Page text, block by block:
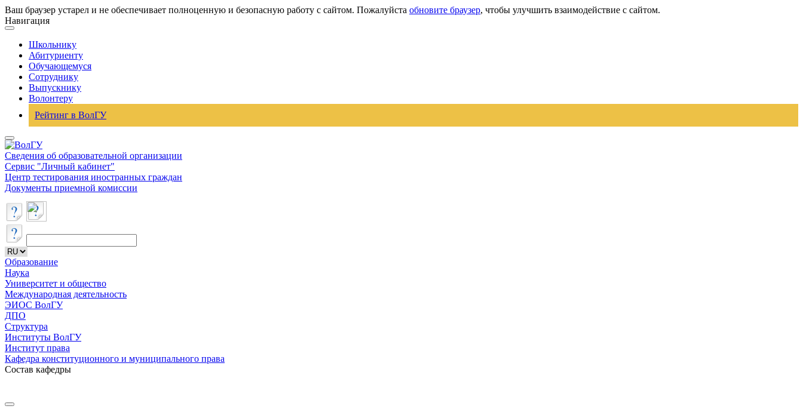
Ваш браузер устарел и не обеспечивает полноценную и безопасную работу с сайтом. Пожалуйста обновите браузер, чтобы улучшить взаимодействие с сайтом.
Навигация
Школьнику
Абитуриенту
Обучающемуся
Сотруднику
Выпускнику
Волонтеру
Рейтинг в ВолГУ
Сведения об образовательной организации
Сервис "Личный кабинет"
Центр тестирования иностранных граждан
Документы приемной комиссии
Образование
Наука
Университет и общество
Международная деятельность
ЭИОС ВолГУ
ДПО
Структура
Институты ВолГУ
Институт права
Кафедра конституционного и муниципального права
Состав кафедры